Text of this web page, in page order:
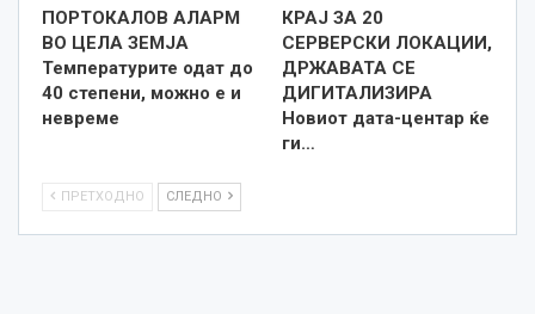
ПОРТОКАЛОВ АЛАРМ
ВО ЦЕЛА ЗЕМЈА
Температурите одат до
40 степени, можно е и
невреме
КРАЈ ЗА 20
СЕРВЕРСКИ ЛОКАЦИИ,
ДРЖАВАТА СЕ
ДИГИТАЛИЗИРА
Новиот дата-центар ќе
ги…
ПРЕТХОДНО СЛЕДНО